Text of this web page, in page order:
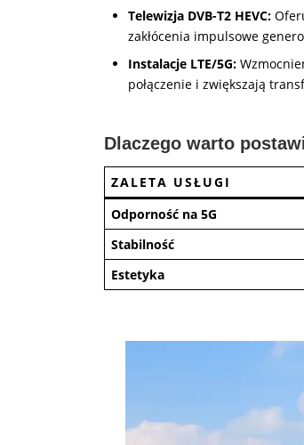
Telewizja DVB-T2 HEVC:
zakłócenia impulsowe
Instalacje LTE/5G:
połączenie i zwiększają
Dlaczego warto
ZALETA USŁUGI
Odporność na 5G
Stabilność
Estetyka